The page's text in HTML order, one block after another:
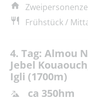
Frühstück /
4. Tag: Almou
Jebel
Igli (1700m)
ca 350hm